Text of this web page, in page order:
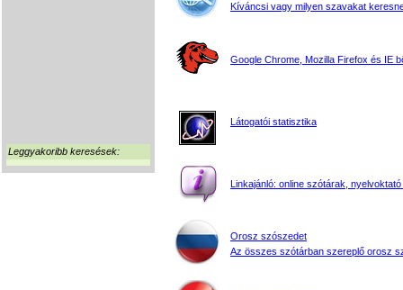
Leggyakoribb keresések:
Kíváncsi vagy milyen szavakat
Google Chrome, Mozilla Firefox és IE
Látogatói statisztika
Linkajánló: online szótárak, nyelvoktató
Orosz szószedet
Az összes szótárban szereplő orosz